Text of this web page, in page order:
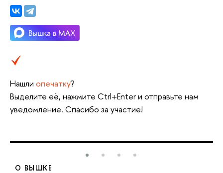
Нашли опечатку?
Выделите её, нажмите Ctrl+Enter и отправьте нам
уведомление. Спасибо за участие!
О ВЫШКЕ